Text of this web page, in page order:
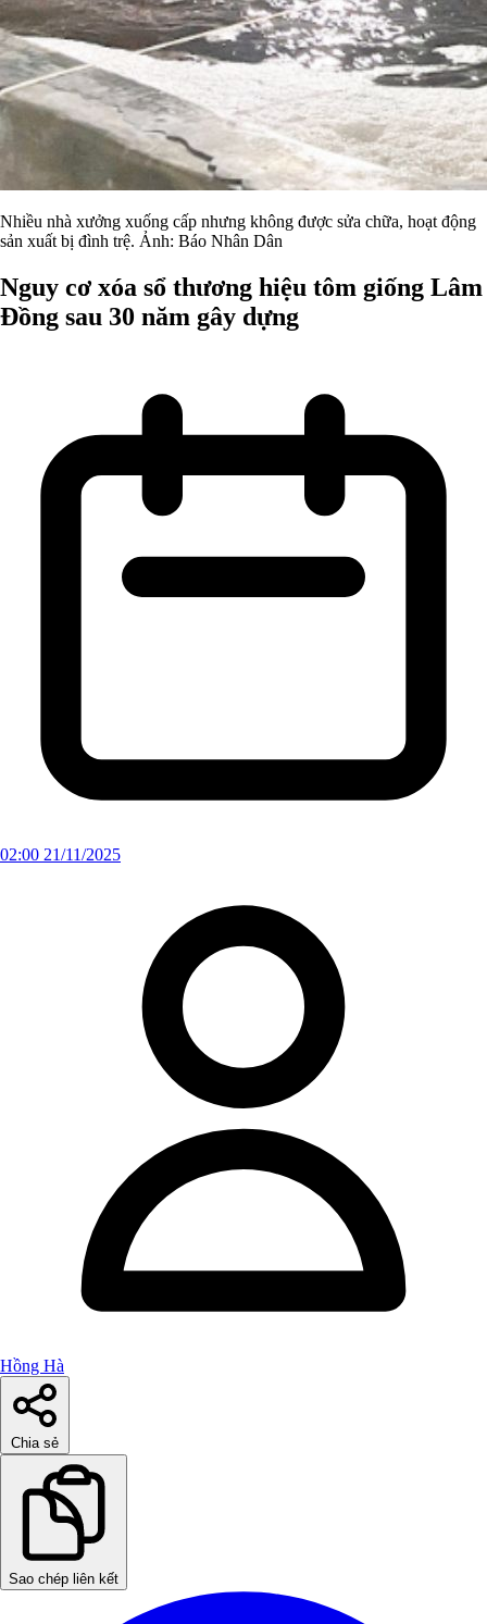
Nhiều nhà xưởng xuống cấp nhưng không được sửa chữa, hoạt động
sản xuất bị đình trệ. Ảnh: Báo Nhân Dân
Nguy cơ xóa sổ thương hiệu tôm giống Lâm
Đồng sau 30 năm gây dựng
02:00 21/11/2025
Hồng Hà
Chia sẻ
Sao chép liên kết